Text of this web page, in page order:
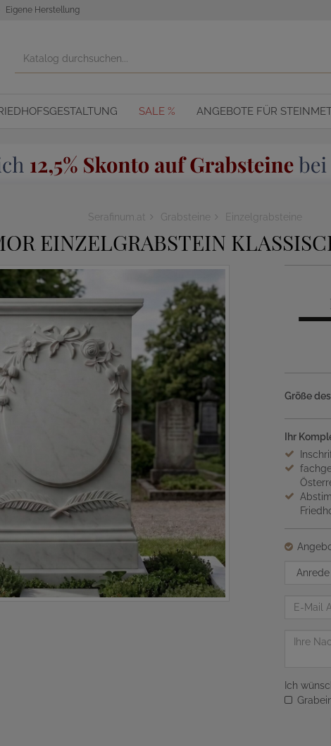
Eigene Herstellung
SALE % ANGEBOTE FÜR
Serafinum.at Grabsteine Einzelgrabsteine
EINZELGRABSTEIN
Größe
Ihr
Anrede
Nachricht
Ich